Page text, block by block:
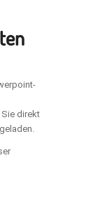
Sie direkt